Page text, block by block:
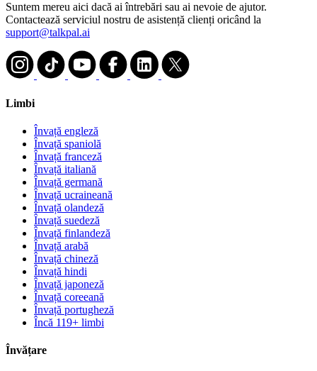
Suntem mereu aici dacă ai întrebări sau ai nevoie de ajutor.
Contactează serviciul nostru de asistență clienți oricând la
support@talkpal.ai
Limbi
Învață engleză
Învață spaniolă
Învață franceză
Învață italiană
Învață germană
Învață ucraineană
Învață olandeză
Învață suedeză
Învață finlandeză
Învață arabă
Învață chineză
Învață hindi
Învață japoneză
Învață coreeană
Învață portugheză
Încă 119+ limbi
Învățare